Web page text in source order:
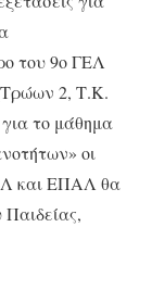
του 9ο ΓΕΛ
2, Τ.Κ.
για το μάθημα
οι
και ΕΠΑΛ θα